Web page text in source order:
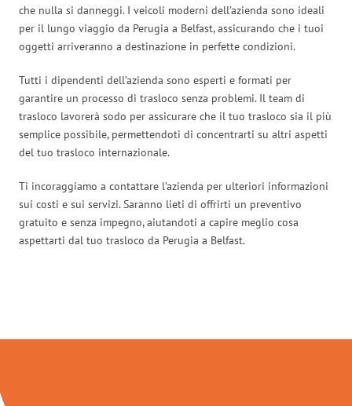
che nulla si danneggi. I veicoli moderni dell’azienda sono ideali
per il lungo viaggio da Perugia a Belfast, assicurando che i tuoi
oggetti arriveranno a destinazione in perfette condizioni.
Tutti i dipendenti dell’azienda sono esperti e formati per
garantire un processo di trasloco senza problemi. Il team di
trasloco lavorerà sodo per assicurare che il tuo trasloco sia il più
semplice possibile, permettendoti di concentrarti su altri aspetti
del tuo trasloco internazionale.
Ti incoraggiamo a contattare l’azienda per ulteriori informazioni
sui costi e sui servizi. Saranno lieti di offrirti un preventivo
gratuito e senza impegno, aiutandoti a capire meglio cosa
aspettarti dal tuo trasloco da Perugia a Belfast.